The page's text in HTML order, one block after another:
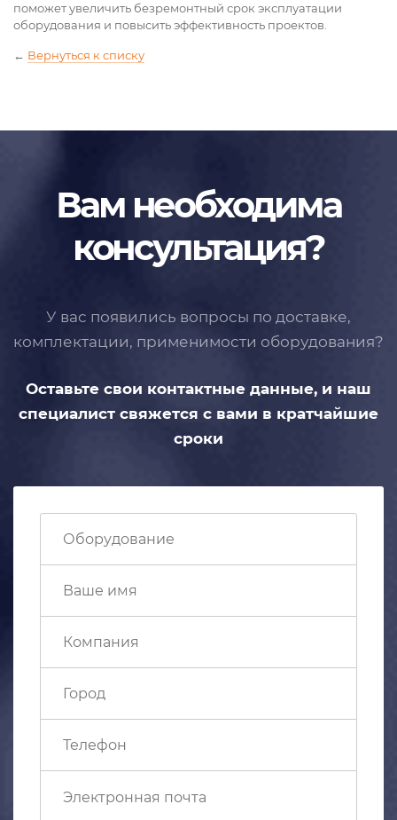
поможет увеличить безремонтный срок эксплуатации
оборудования и повысить эффективность проектов.
← Вернуться к списку
Вам необходима
консультация?
У вас появились вопросы по доставке,
комплектации, применимости оборудования?
Оставьте свои контактные данные, и наш
специалист свяжется с вами в кратчайшие
сроки